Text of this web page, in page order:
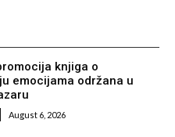
knjiga o
emocijama održana u
August 6, 2026